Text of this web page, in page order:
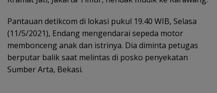
Pantauan detikcom di lokasi pukul 19.40 WIB, Selasa
(11/5/2021), Endang mengendarai sepeda motor
membonceng anak dan istrinya. Dia diminta petugas
berputar balik saat melintas di posko penyekatan
Sumber Arta, Bekasi.